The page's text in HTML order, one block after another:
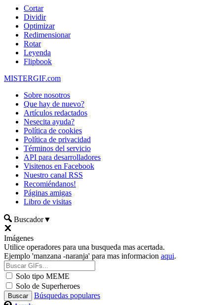
Cortar
Dividir
Optimizar
Redimensionar
Rotar
Leyenda
Flipbook
MISTERGIF.com
Sobre nosotros
Que hay de nuevo?
Artículos redactados
Nesecita ayuda?
Política de cookies
Política de privacidad
Términos del servicio
API para desarrolladores
Visitenos en Facebook
Nuestro canal RSS
Recomiéndanos!
Páginas amigas
Libro de visitas
Buscador▼
Imágenes
Utilice operadores para una busqueda mas acertada.
Ejemplo 'manzana -naranja' para mas informacion aqui.
Solo tipo MEME
Solo de Superheroes
Búsquedas populares